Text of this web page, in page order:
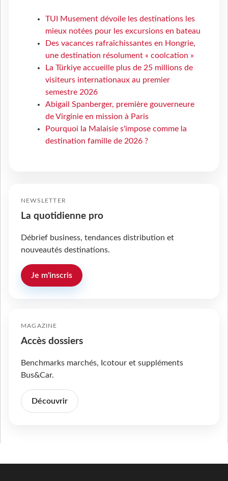
TUI Musement dévoile les destinations les
mieux notées pour les excursions en bateau
Des vacances rafraîchissantes en Hongrie,
une destination résolument « coolcation »
La Türkiye accueille plus de 25 millions de
visiteurs internationaux au premier
semestre 2026
Abigail Spanberger, première gouverneure
de Virginie en mission à Paris
Pourquoi la Malaisie s'impose comme la
destination famille de 2026 ?
NEWSLETTER
La quotidienne pro
Débrief business, tendances distribution et
nouveautés destinations.
Je m'inscris
MAGAZINE
Accès dossiers
Benchmarks marchés, Icotour et suppléments
Bus&Car.
Découvrir